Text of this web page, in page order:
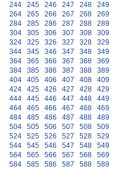
244
245 246 247 248 249
264
265 266 267 268 269
284
285 286 287 288 289
304
305 306 307 308 309
324
325 326 327 328 329
344
345 346 347 348 349
364
365 366 367 368 369
384
385 386 387 388 389
404
405 406 407 408 409
424
425 426 427 428 429
444
445 446 447 448 449
464
465 466 467 468 469
484
485 486 487 488 489
504
505 506 507 508 509
524
525 526 527 528 529
544
545 546 547 548 549
564
565 566 567 568 569
584
585 586 587 588 589